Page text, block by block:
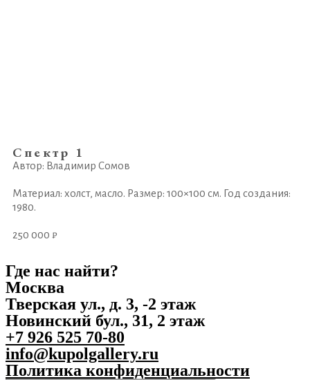
Спектр 1
Автор: Владимир Сомов
Материал: холст, масло. Размер: 100×100 см. Год создания:
1980.
250 000 ₽
Где нас найти?
Москва
Тверская ул., д. 3, -2 этаж
Новинский бул., 31, 2 этаж
+7 926 525 70-80
info@kupolgallery.ru
Политика конфиденциальности